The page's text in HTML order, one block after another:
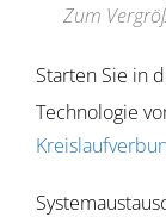
Zum
Starten Sie in
Technologie